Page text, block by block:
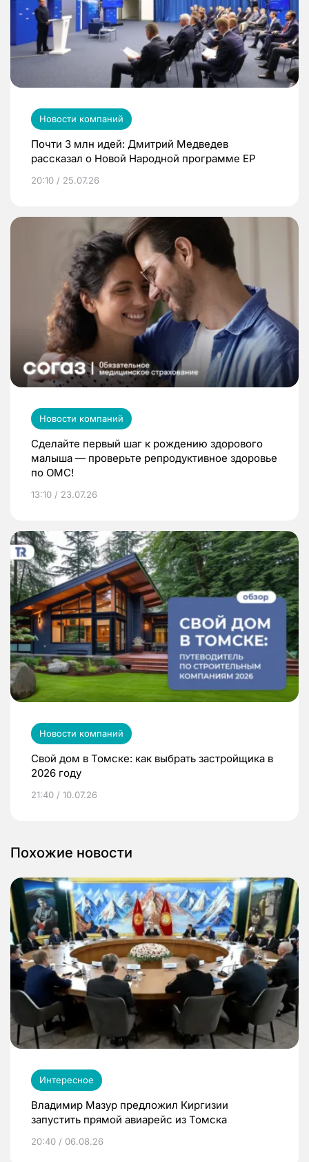
Новости компаний
Почти 3 млн идей: Дмитрий Медведев
рассказал о Новой Народной программе ЕР
20:10 / 25.07.26
Новости компаний
Сделайте первый шаг к рождению здорового
малыша — проверьте репродуктивное здоровье
по ОМС!
13:10 / 23.07.26
Новости компаний
Свой дом в Томске: как выбрать застройщика в
2026 году
21:40 / 10.07.26
Похожие новости
Интересное
Владимир Мазур предложил Киргизии
запустить прямой авиарейс из Томска
20:40 / 06.08.26